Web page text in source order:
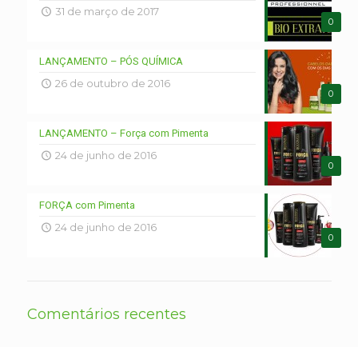
0
31 de março de 2017
0
LANÇAMENTO – PÓS QUÍMICA
26 de outubro de 2016
0
LANÇAMENTO – Força com Pimenta
24 de junho de 2016
0
FORÇA com Pimenta
24 de junho de 2016
Comentários recentes